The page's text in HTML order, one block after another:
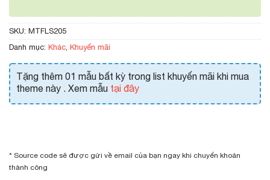
SKU: MTFLS205
Danh mục: Khác Khuyến mãi
Tặng thêm 01 mẫu bất kỳ trong list khuyến mãi khi mua
theme này . Xem mẫu tại đây
* Source code sẽ được gửi về email của bạn ngay khi chuyển khoản
thành công